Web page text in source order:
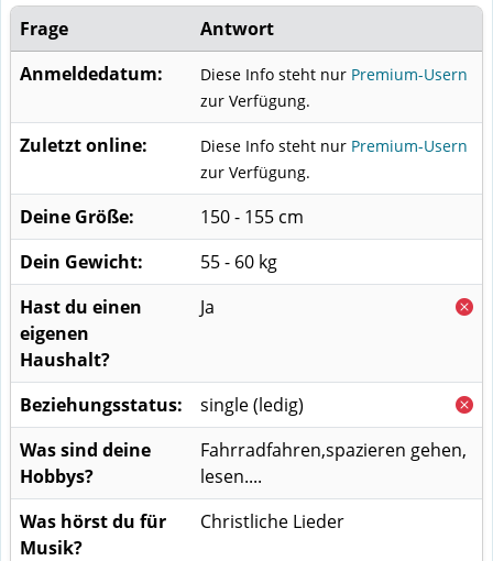
Frage
Antwort
Anmeldedatum:
Diese Info steht nur Premium-Usern
zur Verfügung.
Zuletzt online: Diese Info steht nur Premium-Usern
zur Verfügung.
Deine Größe:
150 - 155 cm
Dein Gewicht:
55 - 60 kg
Hast du einen
eigenen
Haushalt?
Ja
Beziehungsstatus:
single (ledig)
Was sind deine
Hobbys?
Fahrradfahren,spazieren gehen,
lesen....
Was hörst du für
Musik?
Christliche Lieder